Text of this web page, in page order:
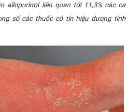
allopurinol liên quan tới 11,3% các ca
số các thuốc có tín hiệu dương tính